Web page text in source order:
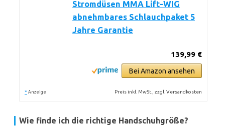
Stromdüsen MMA Lift-WIG
abnehmbares Schlauchpaket 5
Jahre Garantie
139,99 €
Bei Amazon ansehen
* Anzeige Preis inkl. MwSt., zzgl. Versandkosten
Wie finde ich die richtige Handschuhgröße?